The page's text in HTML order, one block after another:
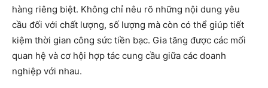
hàng riêng biệt. Không chỉ nêu rõ những nội dung yêu
cầu đối với chất lượng, số lượng mà còn có thể giúp tiết
kiệm thời gian công sức tiền bạc. Gia tăng được các mối
quan hệ và cơ hội hợp tác cung cầu giữa các doanh
nghiệp với nhau.